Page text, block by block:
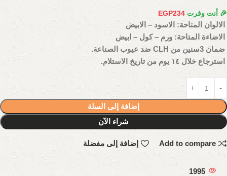
🎉 أنت وفرت EGP234
الالوان المتاحة: الاسود – الابيض
الاضاءة المتاحة: ورم – كول – ابيض
ضمان 3سنين من CLH ضد عيوب الصناعة.
استرجاع خلال ١٤ يوم من تاريخ الاستلام.
إضافة إلى السلة
شراء الآن
Add to compare إضافة إلى مفضلة
1995